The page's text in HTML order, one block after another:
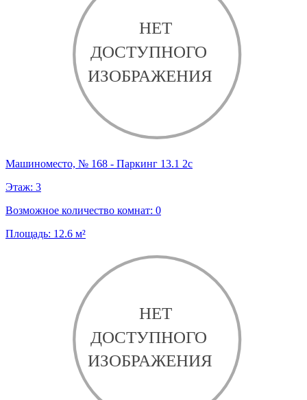
Машиноместо, № 168 - Паркинг 13.1 2с
Этаж: 3
Возможное количество комнат: 0
Площадь: 12.6 м²